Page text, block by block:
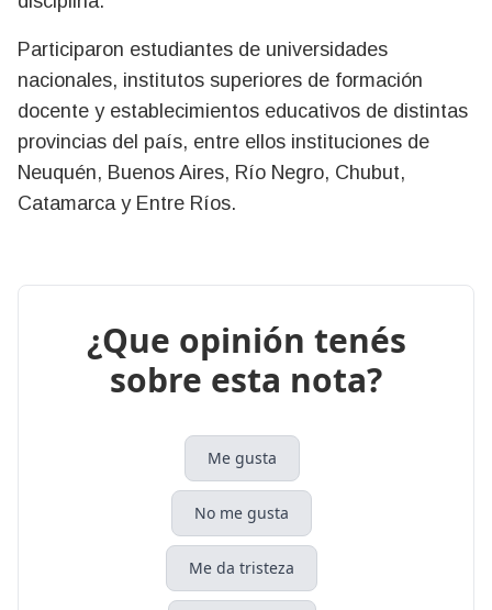
Participaron estudiantes de universidades
nacionales, institutos superiores de formación
docente y establecimientos educativos de distintas
provincias del país, entre ellos instituciones de
Neuquén, Buenos Aires, Río Negro, Chubut,
Catamarca y Entre Ríos.
¿Que opinión tenés
sobre esta nota?
Me gusta
No me gusta
Me da tristeza